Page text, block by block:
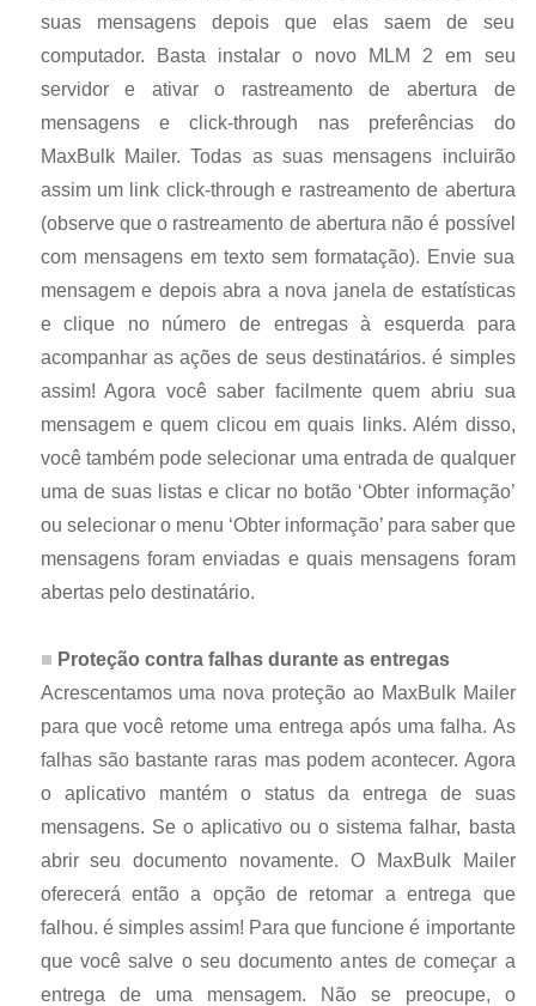
suas mensagens depois que elas saem de seu
computador. Basta instalar o novo MLM 2 em seu
servidor e ativar o rastreamento de abertura de
mensagens e click-through nas preferências do
MaxBulk Mailer. Todas as suas mensagens incluirão
assim um link click-through e rastreamento de abertura
(observe que o rastreamento de abertura não é possível
com mensagens em texto sem formatação). Envie sua
mensagem e depois abra a nova janela de estatísticas
e clique no número de entregas à esquerda para
acompanhar as ações de seus destinatários. é simples
assim! Agora você saber facilmente quem abriu sua
mensagem e quem clicou em quais links. Além disso,
você também pode selecionar uma entrada de qualquer
uma de suas listas e clicar no botão ‘Obter informação’
ou selecionar o menu ‘Obter informação’ para saber que
mensagens foram enviadas e quais mensagens foram
abertas pelo destinatário.
Proteção contra falhas durante as entregas
Acrescentamos uma nova proteção ao MaxBulk Mailer
para que você retome uma entrega após uma falha. As
falhas são bastante raras mas podem acontecer. Agora
o aplicativo mantém o status da entrega de suas
mensagens. Se o aplicativo ou o sistema falhar, basta
abrir seu documento novamente. O MaxBulk Mailer
oferecerá então a opção de retomar a entrega que
falhou. é simples assim! Para que funcione é importante
que você salve o seu documento antes de começar a
entrega de uma mensagem. Não se preocupe, o